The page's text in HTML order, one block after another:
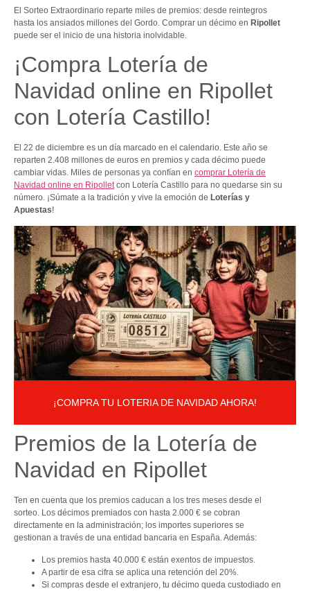
El Sorteo Extraordinario reparte miles de premios: desde reintegros
hasta los ansiados millones del Gordo. Comprar un décimo en Ripollet
puede ser el inicio de una historia inolvidable.
¡Compra Lotería de
Navidad online en Ripollet
con Lotería Castillo!
El 22 de diciembre es un día marcado en el calendario. Este año se
reparten 2.408 millones de euros en premios y cada décimo puede
cambiar vidas. Miles de personas ya confían en comprar Lotería de
Navidad online en Ripolletcon Lotería Castillo para no quedarse sin su
número. ¡Súmate a la tradición y vive la emoción de Loterías y
Apuestas!
¡COMPRA TU LOTERIA DE NAVIDAD AHORA!
Premios de la Lotería de
Navidad en Ripollet
Ten en cuenta que los premios caducan a los tres meses desde el
sorteo. Los décimos premiados con hasta 2.000 € se cobran
directamente en la administración; los importes superiores se
gestionan a través de una entidad bancaria en España. Además:
Los premios hasta 40.000 € están exentos de impuestos.
A partir de esa cifra se aplica una retención del 20%.
Si compras desde el extranjero, tu décimo queda custodiado en